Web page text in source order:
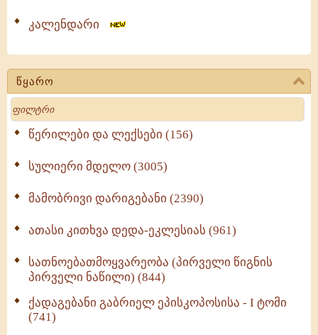
კალენდარი
წყარო
Search
წერილები და ლექსები (156)
სულიერი მდელო (3005)
მამობრივი დარიგებანი (2390)
ათასი კითხვა დედა-ეკლესიას (961)
სათნოებათმოყვარეობა (პირველი წიგნის
პირველი ნაწილი) (844)
ქადაგებანი გაბრიელ ეპისკოპოსისა - I ტომი
(741)